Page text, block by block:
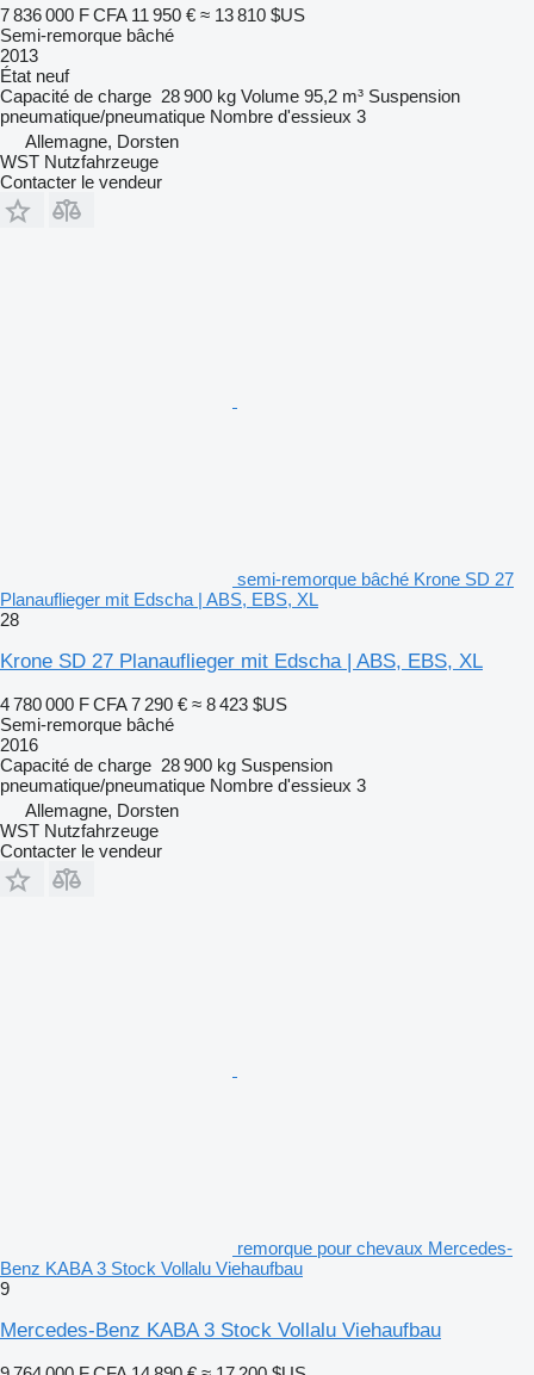
7 836 000 F CFA 11 950 € ≈ 13 810 $US
Semi-remorque bâché
2013
État neuf
Capacité de charge 28 900 kg Volume 95,2 m³ Suspension
pneumatique/pneumatique Nombre d'essieux 3
Allemagne, Dorsten
WST Nutzfahrzeuge
Contacter le vendeur
semi-remorque bâché Krone SD 27
Planauflieger mit Edscha | ABS, EBS, XL
28
Krone SD 27 Planauflieger mit Edscha | ABS, EBS, XL
4 780 000 F CFA 7 290 € ≈ 8 423 $US
Semi-remorque bâché
2016
Capacité de charge 28 900 kg Suspension
pneumatique/pneumatique Nombre d'essieux 3
Allemagne, Dorsten
WST Nutzfahrzeuge
Contacter le vendeur
remorque pour chevaux Mercedes-
Benz KABA 3 Stock Vollalu Viehaufbau
9
Mercedes-Benz KABA 3 Stock Vollalu Viehaufbau